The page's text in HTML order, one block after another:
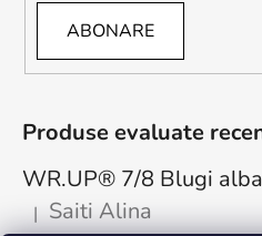
ABONARE
Produse evaluate
Ratingul produsului este 5
| Saiti Alina